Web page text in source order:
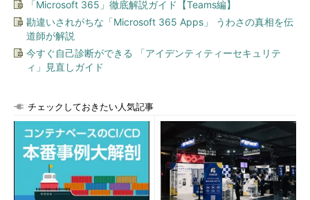
「Microsoft 365」徹底解説ガイド【Teams編】
勘違いされがちな「Microsoft 365 Apps」 うわさの真相を伝
道師が解説
今すぐ自己診断ができる 「アイデンティティーセキュリテ
ィ」見直しガイド
チェックしておきたい人気記事